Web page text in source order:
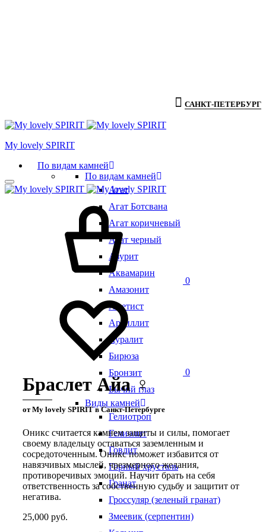
САНКТ-ПЕТЕРБУРГ
Мy lovely SPIRIT
По видам камней
По видам камней
Агат
Агат Ботсвана
Агат коричневый
Агат черный
Азурит
Аквамарин
Амазонит
Аметист
Аргиллит
Ауралит
Бирюза
Бронзит
Бычий глаз
Виды камней
Гелиотроп
Гелиолит
Говлит
Горный хрусталь
Гранат
Гроссуляр (зеленый гранат)
Змеевик (серпентин)
0
0
Браслет Айа ♀
от My lovely SPIRIT в Санкт-Петербурге
Оникс считается камнем защиты и силы, помогает
своему владельцу оставаться заземленным и
сосредоточенным. Оникс поможет избавится от
навязчивых мыслей, чрезмерного желания,
противоречивых эмоций. Научит брать на себя
ответственность за собственную судьбу и защитит от
негатива.
25,000 руб.